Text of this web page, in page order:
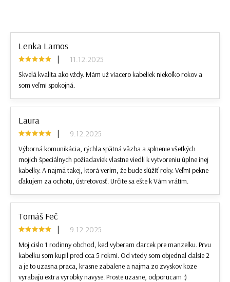
Lenka Lamos
| 11.12.2025
Skvelá kvalita ako vždy. Mám už viacero kabeliek niekoľko rokov a
som veľmi spokojná.
Laura
| 9.12.2025
Výborná komunikácia, rýchla spätná väzba a splnenie všetkých
mojich špeciálnych požiadaviek vlastne viedli k vytvoreniu úplne inej
kabelky. A najmä takej, ktorá verím, že bude slúžiť roky. Veľmi pekne
ďakujem za ochotu, ústretovosť. Určite sa ešte k Vám vrátim.
Tomáš Feč
| 9.12.2025
Moj cislo 1 rodinny obchod, ked vyberam darcek pre manzelku. Prvu
kabelku som kupil pred cca 5 rokmi. Od vtedy som objednal dalsie 2
a je to uzasna praca, krasne zabalene a najma zo zvyskov koze
vyrabaju extra vyrobky navyse. Proste uzasne, odporucam :)